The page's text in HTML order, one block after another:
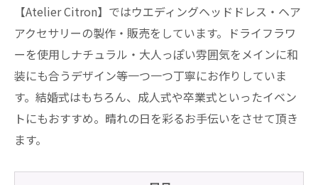
【Atelier Citron】ではウエディングヘッドドレス・ヘア
アクセサリーの製作・販売をしています。ドライフラワ
ーを使用しナチュラル・大人っぽい雰囲気をメインに和
装にも合うデザイン等一つ一つ丁寧にお作りしていま
す。結婚式はもちろん、成人式や卒業式といったイベン
トにもおすすめ。晴れの日を彩るお手伝いをさせて頂き
ます。